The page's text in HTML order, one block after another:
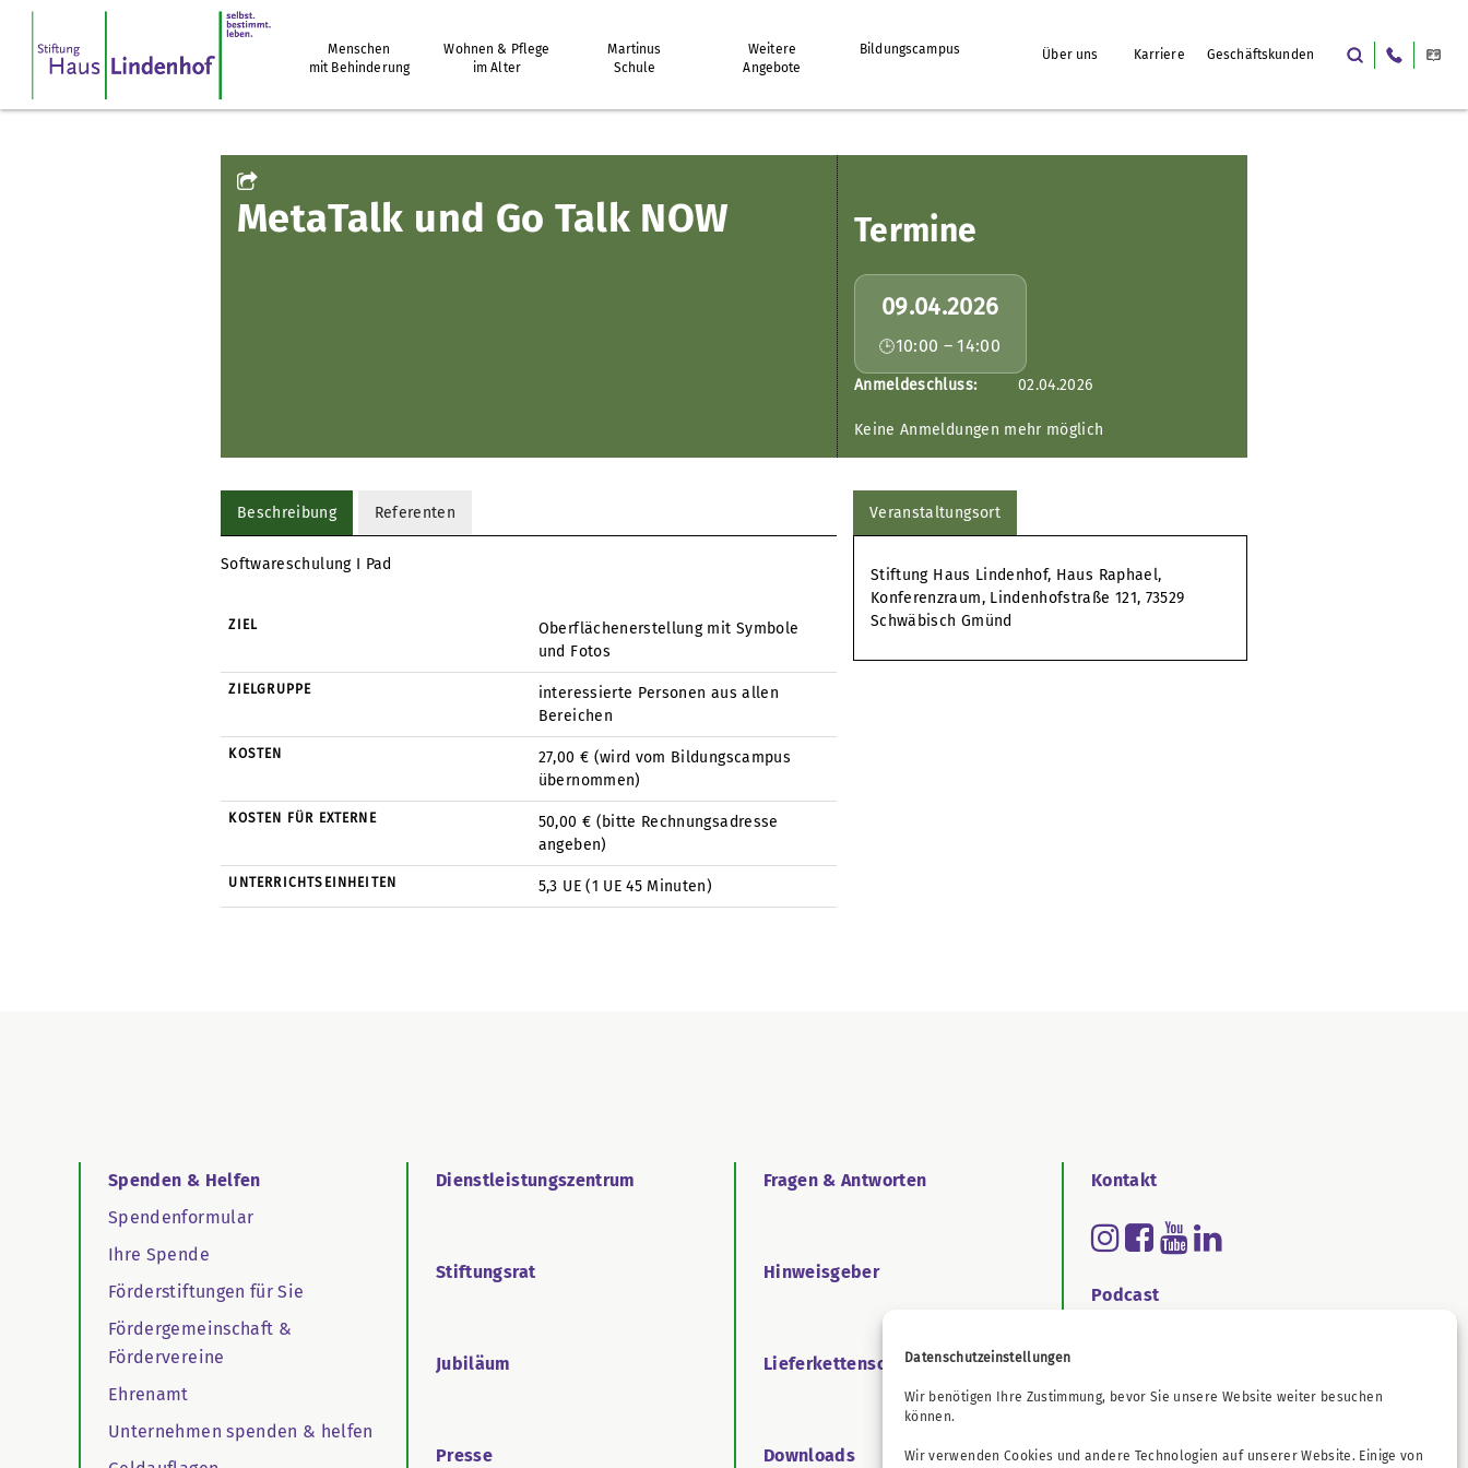
Datenschutzeinstellungen
Wir benötigen Ihre Zustimmung, bevor Sie unsere Website weiter besuchen
können.
Wir verwenden Cookies und andere Technologien auf unserer Website. Einige von
Menschen
mit Behinderung
Wohnen & Pflege
im Alter
Martinus
Schule
Weitere
Angebote
Bildungscampus Über uns Karriere Geschäftskunden
MetaTalk und Go Talk NOW Termine
09.04.2026
10:00 – 14:00
Anmeldeschluss: 02.04.2026
Keine Anmeldungen mehr möglich
Beschreibung Referenten
Softwareschulung I Pad
ZIEL
Oberflächenerstellung mit Symbole
und Fotos
ZIELGRUPPE
interessierte Personen aus allen
Bereichen
KOSTEN
27,00 € (wird vom Bildungscampus
übernommen)
KOSTEN FÜR EXTERNE
50,00 € (bitte Rechnungsadresse
angeben)
UNTERRICHTSEINHEITEN 5,3 UE (1 UE 45 Minuten)
Veranstaltungsort
Stiftung Haus Lindenhof, Haus Raphael,
Konferenzraum, Lindenhofstraße 121, 73529
Schwäbisch Gmünd
Spenden & Helfen
Spendenformular
Ihre Spende
Förderstiftungen für Sie
Fördergemeinschaft &
Fördervereine
Ehrenamt
Unternehmen spenden & helfen
Dienstleistungszentrum
Stiftungsrat
Jubiläum
Presse
Fragen & Antworten
Hinweisgeber
Lieferkettensorgfaltspflichtengesetz
Downloads
Kontakt
Podcast